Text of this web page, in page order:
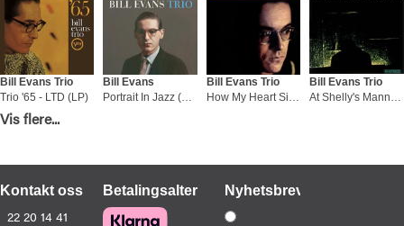
Kjøp
Bill Evans Trio
Trio '65 - LTD (LP)
799,-
Bill Evans
Bill Evans Trio
Bill Evans Trio
Vis flere...
Kontakt oss
22 20 14 41
BetalingsalternativerNyhetsbrev